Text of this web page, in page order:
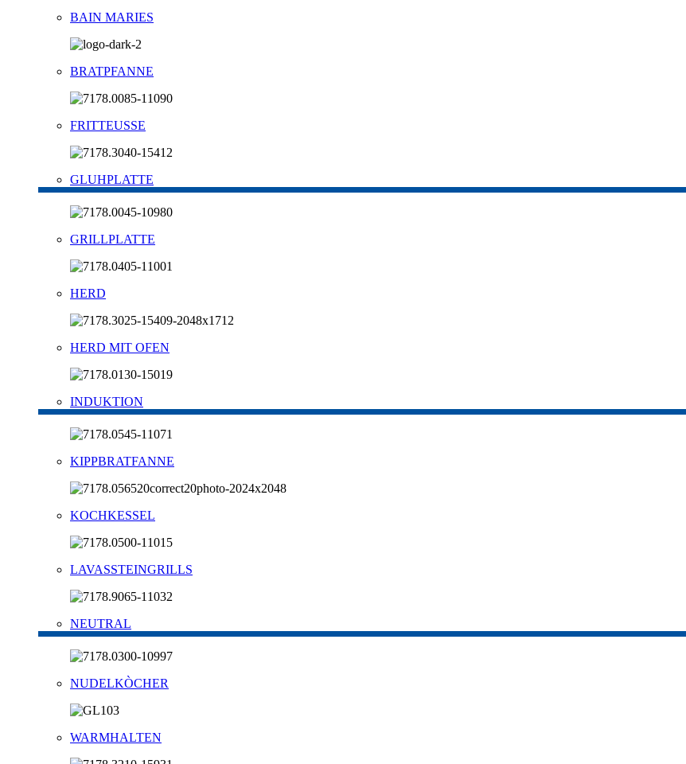
BAIN MARIES
BRATPFANNE
FRITTEUSSE
GLUHPLATTE
GRILLPLATTE
HERD
HERD MIT OFEN
INDUKTION
KIPPBRATFANNE
KOCHKESSEL
LAVASSTEINGRILLS
NEUTRAL
NUDELKÒCHER
WARMHALTEN